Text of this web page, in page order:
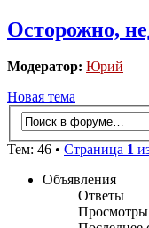
Осторожно,
Модератор: Юрий
Новая тема
Тем: 46 • Страница 1
Объявления
Ответы
Просмотры